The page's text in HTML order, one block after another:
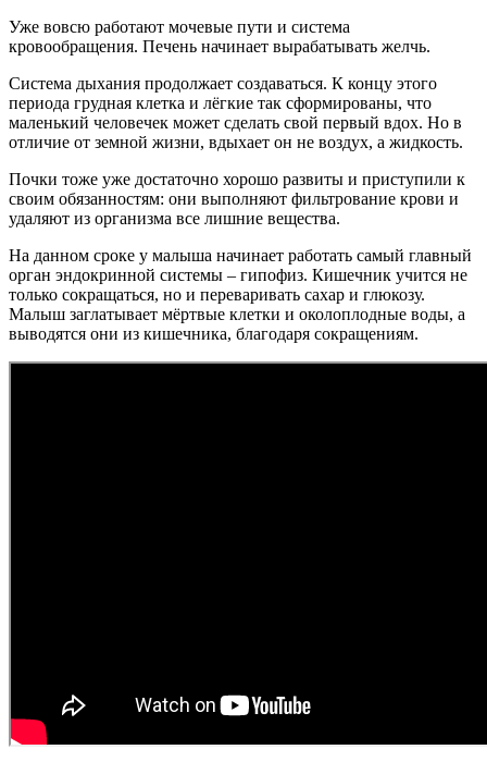
Уже вовсю работают мочевые пути и система
кровообращения. Печень начинает вырабатывать желчь.
Система дыхания продолжает создаваться. К концу этого
периода грудная клетка и лёгкие так сформированы, что
маленький человечек может сделать свой первый вдох. Но в
отличие от земной жизни, вдыхает он не воздух, а жидкость.
Почки тоже уже достаточно хорошо развиты и приступили к
своим обязанностям: они выполняют фильтрование крови и
удаляют из организма все лишние вещества.
На данном сроке у малыша начинает работать самый главный
орган эндокринной системы – гипофиз. Кишечник учится не
только сокращаться, но и переваривать сахар и глюкозу.
Малыш заглатывает мёртвые клетки и околоплодные воды, а
выводятся они из кишечника, благодаря сокращениям.